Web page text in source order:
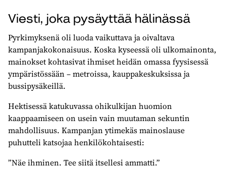
Viesti, joka pysäyttää hälinässä
Pyrkimyksenä oli luoda vaikuttava ja oivaltava
kampanjakokonaisuus. Koska kyseessä oli ulkomainonta,
mainokset kohtasivat ihmiset heidän omassa fyysisessä
ympäristössään – metroissa, kauppakeskuksissa ja
bussipysäkeillä.
Hektisessä katukuvassa ohikulkijan huomion
kaappaamiseen on usein vain muutaman sekuntin
mahdollisuus. Kampanjan ytimekäs mainoslause
puhutteli katsojaa henkilökohtaisesti:
”Näe ihminen. Tee siitä itsellesi ammatti.”